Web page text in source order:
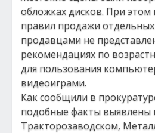
обложках дисков. При
правил продажи
продавцами не
рекомендациях по
для пользования
видеоиграми.
Как сообщили в
подобные факты выявлены
Тракторозаводском,